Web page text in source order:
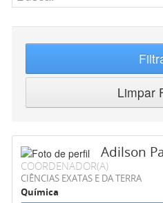
Limpar
Adilson
COORDENADOR(A)
CIÊNCIAS EXATAS E DA TERRA
Química